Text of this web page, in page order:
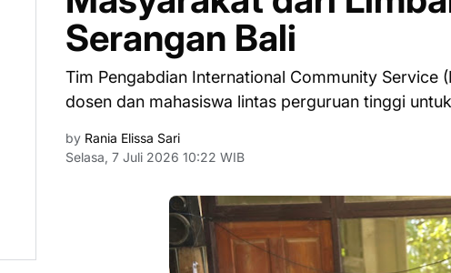
Serangan Bali
Tim Pengabdian International Community Service
dosen dan mahasiswa lintas perguruan tinggi
by Rania Elissa Sari
Selasa, 7 Juli 2026 10:22 WIB